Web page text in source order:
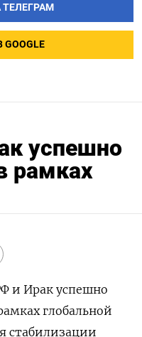
успешно
рамках
и Ирак успешно
глобальной
стабилизации